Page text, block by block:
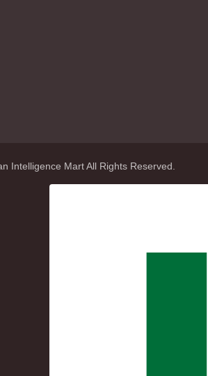
Intelligence Mart All Rights Reserved.